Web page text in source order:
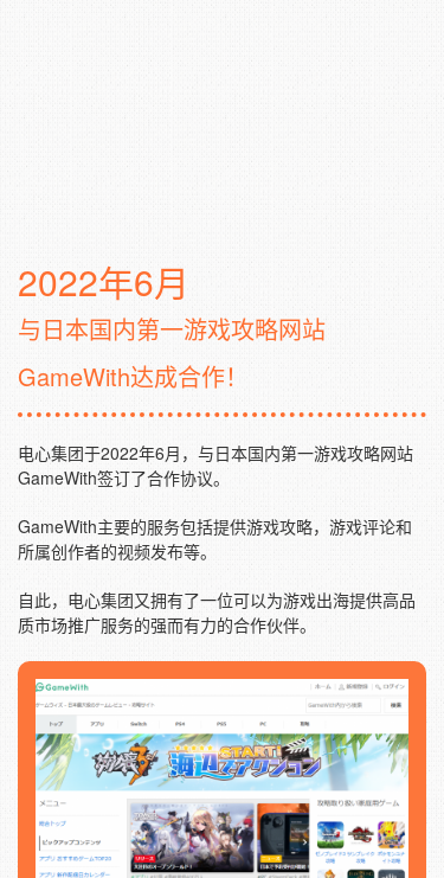
2022年6月
与日本国内第一游戏攻略网站
GameWith达成合作！
电心集团于2022年6月，与日本国内第一游戏攻略网站
GameWith签订了合作协议。
GameWith主要的服务包括提供游戏攻略，游戏评论和
所属创作者的视频发布等。
自此，电心集团又拥有了一位可以为游戏出海提供高品
质市场推广服务的强而有力的合作伙伴。